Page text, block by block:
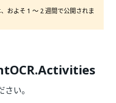
およそ 1 ～ 2 週間で公開されま
い。